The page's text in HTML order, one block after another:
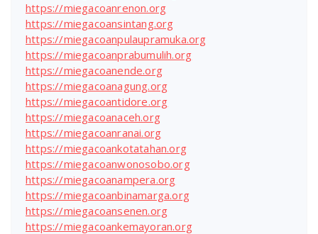
https://miegacoanrenon.org
https://miegacoansintang.org
https://miegacoanpulaupramuka.org
https://miegacoanprabumulih.org
https://miegacoanende.org
https://miegacoanagung.org
https://miegacoantidore.org
https://miegacoanaceh.org
https://miegacoanranai.org
https://miegacoankotatahan.org
https://miegacoanwonosobo.org
https://miegacoanampera.org
https://miegacoanbinamarga.org
https://miegacoansenen.org
https://miegacoankemayoran.org